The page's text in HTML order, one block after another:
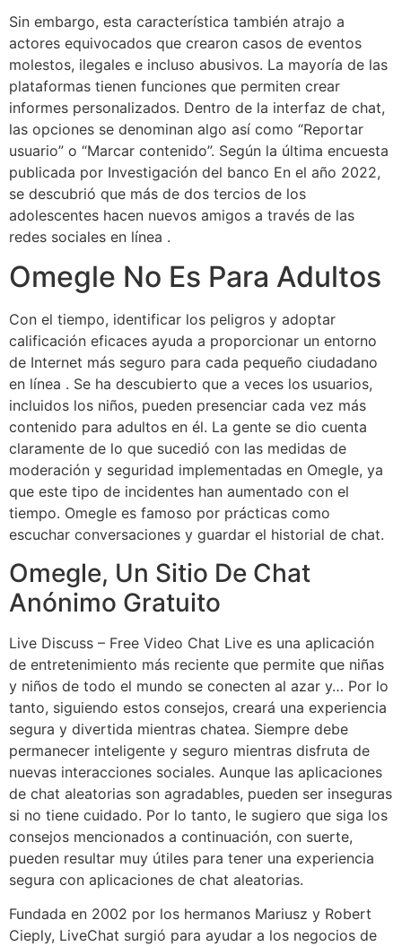
Sin embargo, esta característica también atrajo a
actores equivocados que crearon casos de eventos
molestos, ilegales e incluso abusivos. La mayoría de las
plataformas tienen funciones que permiten crear
informes personalizados. Dentro de la interfaz de chat,
las opciones se denominan algo así como “Reportar
usuario” o “Marcar contenido”. Según la última encuesta
publicada por Investigación del banco En el año 2022,
se descubrió que más de dos tercios de los
adolescentes hacen nuevos amigos a través de las
redes sociales en línea .
Omegle No Es Para Adultos
Con el tiempo, identificar los peligros y adoptar
calificación eficaces ayuda a proporcionar un entorno
de Internet más seguro para cada pequeño ciudadano
en línea . Se ha descubierto que a veces los usuarios,
incluidos los niños, pueden presenciar cada vez más
contenido para adultos en él. La gente se dio cuenta
claramente de lo que sucedió con las medidas de
moderación y seguridad implementadas en Omegle, ya
que este tipo de incidentes han aumentado con el
tiempo. Omegle es famoso por prácticas como
escuchar conversaciones y guardar el historial de chat.
Omegle, Un Sitio De Chat
Anónimo Gratuito
Live Discuss – Free Video Chat Live es una aplicación
de entretenimiento más reciente que permite que niñas
y niños de todo el mundo se conecten al azar y… Por lo
tanto, siguiendo estos consejos, creará una experiencia
segura y divertida mientras chatea. Siempre debe
permanecer inteligente y seguro mientras disfruta de
nuevas interacciones sociales. Aunque las aplicaciones
de chat aleatorias son agradables, pueden ser inseguras
si no tiene cuidado. Por lo tanto, le sugiero que siga los
consejos mencionados a continuación, con suerte,
pueden resultar muy útiles para tener una experiencia
segura con aplicaciones de chat aleatorias.
Fundada en 2002 por los hermanos Mariusz y Robert
Cieply, LiveChat surgió para ayudar a los negocios de